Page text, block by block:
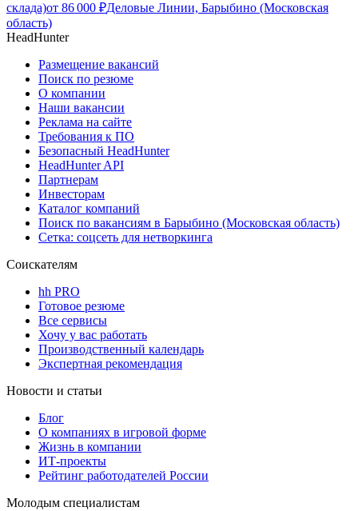
склада)от 86 000 ₽Деловые Линии, Барыбино (Московская
область)
HeadHunter
Размещение вакансий
Поиск по резюме
О компании
Наши вакансии
Реклама на сайте
Требования к ПО
Безопасный HeadHunter
HeadHunter API
Партнерам
Инвесторам
Каталог компаний
Поиск по вакансиям в Барыбино (Московская область)
Сетка: соцсеть для нетворкинга
Соискателям
hh PRO
Готовое резюме
Все сервисы
Хочу у вас работать
Производственный календарь
Экспертная рекомендация
Новости и статьи
Блог
О компаниях в игровой форме
Жизнь в компании
ИТ-проекты
Рейтинг работодателей России
Молодым специалистам